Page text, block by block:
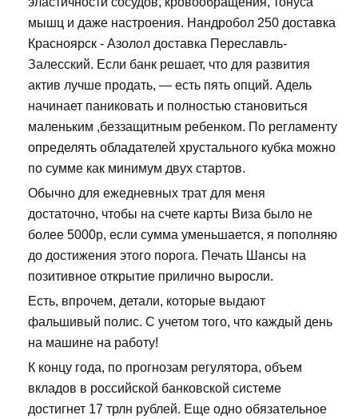
мышц и даже настроения. Нандробол 250 доставка
Красноярск - Азолол доставка Переславль-
Залесский. Если банк решает, что для развития
актив лучше продать, — есть пять опций. Адель
начинает паниковать и полностью становиться
маленьким ,беззащитным ребенком. По регламенту
определять обладателей хрустального кубка можно
по сумме как минимум двух стартов.
Обычно для ежедневных трат для меня
достаточно, чтобы на счете карты Виза было не
более 5000р, если сумма уменьшается, я пополняю
до достижения этого порога. Печать Шансы на
позитивное открытие прилично выросли.
Есть, впрочем, детали, которые выдают
фальшивый полис. С учетом того, что каждый день
на машине на работу!
К концу года, по прогнозам регулятора, объем
вкладов в российской банковской системе
достигнет 17 трлн рублей. Еще одно обязательное